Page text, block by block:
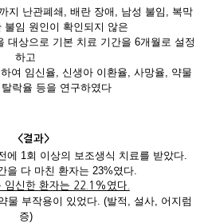
지 난관폐쇄 배란 장애 남성 불임
복막
불임 원인이 확인되지 않은
대상으로 기본 치료 기간을 6개월로 설정
하고
여 임신율 신생아 이환율 사망율
약물
탈락율 등을 연구하였다
<결과>
에 1 회 이상의 보조생식 치료를 받았다
을 다 마친 환자는 23%였다.
임신한 환자는 22.1% 였다.
물 부작용이 있었다. (발적 설사, 어지럼
증)